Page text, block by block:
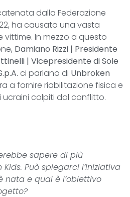
dalla Federazione
ha causato una vasta
vittime. In mezzo a questo
Damiano Rizzi | Presidente
| Vicepresidente di Sole
ci parlano di Unbroken
a fornire riabilitazione fisica e
colpiti dal conflitto.
sapere di più
Kids. Può spiegarci l’iniziativa
nata e qual è l’obiettivo